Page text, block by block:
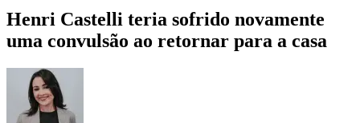
Henri Castelli teria sofrido novamente
uma convulsão ao retornar para a casa